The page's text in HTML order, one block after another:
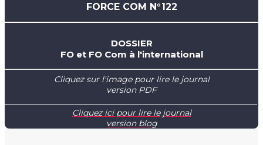
FORCE COM N°122
DOSSIER
FO et FO Com à l'international
Cliquez sur l'image pour lire le journal
version PDF
Cliquez ici pour lire le journal
version blog